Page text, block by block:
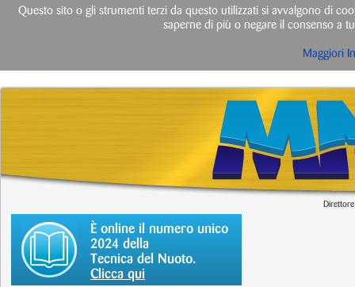
È online il numero unico
2024 della
Tecnica del Nuoto.
Clicca qui
Questo sito o gli strumenti terzi da questo utilizzati si avvalgono di
saperne di più o negare il consenso a
Maggiori